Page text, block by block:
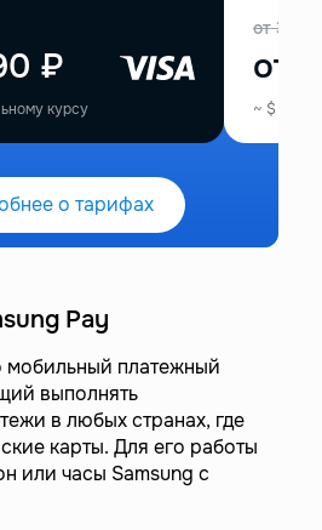
₽
курсу
от33
от
~ $
о тарифах
Pay
мобильный платежный
выполнять
в любых странах, где
карты. Для его работы
или часы Samsung с